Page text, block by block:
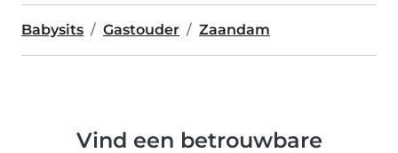
Babysits Gastouder Zaandam
Vind een betrouwbare